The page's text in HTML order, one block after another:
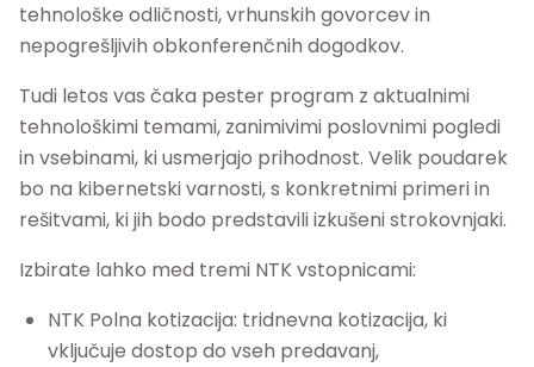
tehnološke odličnosti, vrhunskih govorcev in
nepogrešljivih obkonferenčnih dogodkov.
Tudi letos vas čaka pester program z aktualnimi
tehnološkimi temami, zanimivimi poslovnimi pogledi
in vsebinami, ki usmerjajo prihodnost. Velik poudarek
bo na kibernetski varnosti, s konkretnimi primeri in
rešitvami, ki jih bodo predstavili izkušeni strokovnjaki.
Izbirate lahko med tremi NTK vstopnicami:
NTK Polna kotizacija: tridnevna kotizacija, ki
vključuje dostop do vseh predavanj,